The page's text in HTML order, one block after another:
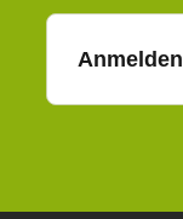
Anmelden